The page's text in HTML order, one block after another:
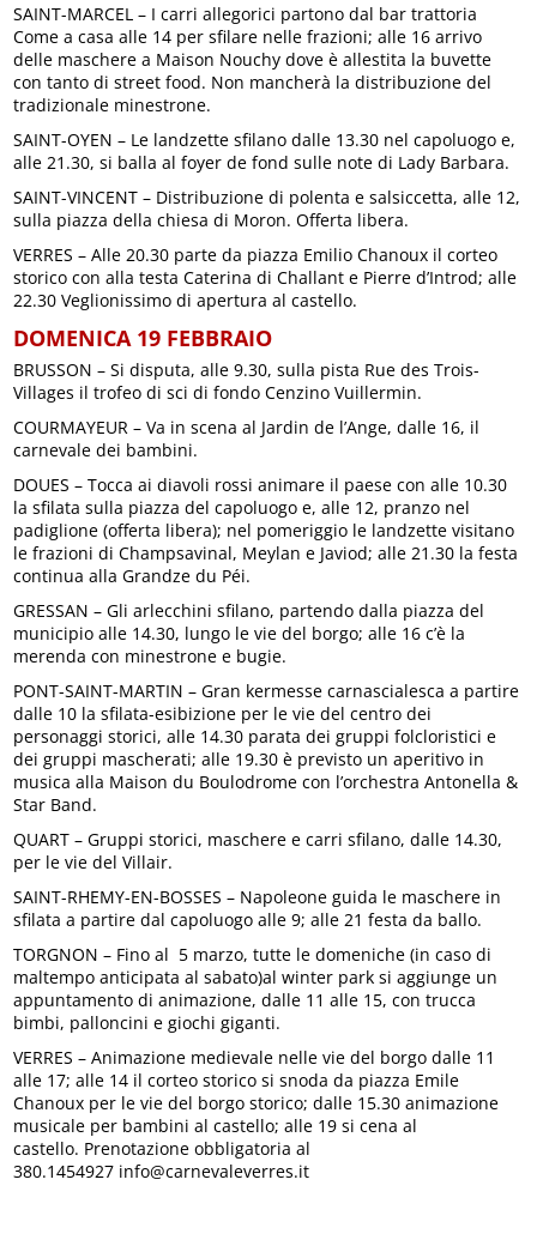
SAINT-MARCEL – I carri allegorici partono dal bar trattoria
Come a casa alle 14 per sfilare nelle frazioni; alle 16 arrivo
delle maschere a Maison Nouchy dove è allestita la buvette
con tanto di street food. Non mancherà la distribuzione del
tradizionale minestrone.
SAINT-OYEN – Le landzette sfilano dalle 13.30 nel capoluogo e,
alle 21.30, si balla al foyer de fond sulle note di Lady Barbara.
SAINT-VINCENT – Distribuzione di polenta e salsiccetta, alle 12,
sulla piazza della chiesa di Moron. Offerta libera.
VERRES – Alle 20.30 parte da piazza Emilio Chanoux il corteo
storico con alla testa Caterina di Challant e Pierre d’Introd; alle
22.30 Veglionissimo di apertura al castello.
DOMENICA 19 FEBBRAIO
BRUSSON – Si disputa, alle 9.30, sulla pista Rue des Trois-
Villages il trofeo di sci di fondo Cenzino Vuillermin.
COURMAYEUR – Va in scena al Jardin de l’Ange, dalle 16, il
carnevale dei bambini.
DOUES – Tocca ai diavoli rossi animare il paese con alle 10.30
la sfilata sulla piazza del capoluogo e, alle 12, pranzo nel
padiglione (offerta libera); nel pomeriggio le landzette visitano
le frazioni di Champsavinal, Meylan e Javiod; alle 21.30 la festa
continua alla Grandze du Péi.
GRESSAN – Gli arlecchini sfilano, partendo dalla piazza del
municipio alle 14.30, lungo le vie del borgo; alle 16 c’è la
merenda con minestrone e bugie.
PONT-SAINT-MARTIN – Gran kermesse carnascialesca a partire
dalle 10 la sfilata-esibizione per le vie del centro dei
personaggi storici, alle 14.30 parata dei gruppi folcloristici e
dei gruppi mascherati; alle 19.30 è previsto un aperitivo in
musica alla Maison du Boulodrome con l’orchestra Antonella &
Star Band.
QUART – Gruppi storici, maschere e carri sfilano, dalle 14.30,
per le vie del Villair.
SAINT-RHEMY-EN-BOSSES – Napoleone guida le maschere in
sfilata a partire dal capoluogo alle 9; alle 21 festa da ballo.
TORGNON – Fino al 5 marzo, tutte le domeniche (in caso di
maltempo anticipata al sabato)al winter park si aggiunge un
appuntamento di animazione, dalle 11 alle 15, con trucca
bimbi, palloncini e giochi giganti.
VERRES – Animazione medievale nelle vie del borgo dalle 11
alle 17; alle 14 il corteo storico si snoda da piazza Emile
Chanoux per le vie del borgo storico; dalle 15.30 animazione
musicale per bambini al castello; alle 19 si cena al
castello. Prenotazione obbligatoria al
380.1454927 info@carnevaleverres.it